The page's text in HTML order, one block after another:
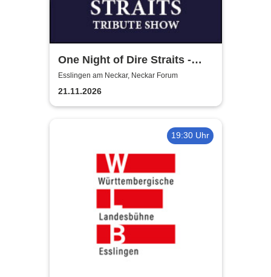
One Night of Dire Straits -
Tribute Show
Esslingen am Neckar, Neckar Forum
21.11.2026
19:30 Uhr